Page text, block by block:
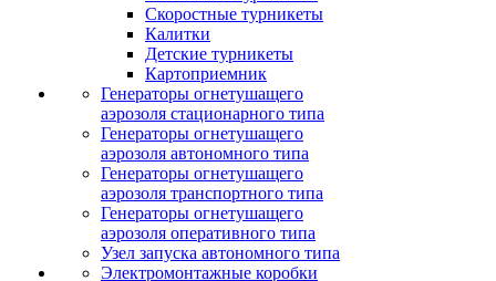
Скоростные турникеты
Калитки
Детские турникеты
Картоприемник
Генераторы огнетушащего
аэрозоля стационарного типа
Генераторы огнетушащего
аэрозоля автономного типа
Генераторы огнетушащего
аэрозоля транспортного типа
Генераторы огнетушащего
аэрозоля оперативного типа
Узел запуска автономного типа
Электромонтажные коробки